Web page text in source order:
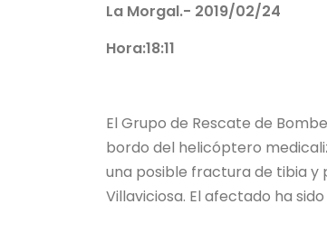
La Morgal.- 2019/02/24
Hora:18:11
El Grupo de Rescate de
bordo del helicóptero
una posible fractura de tibia y
Villaviciosa. El afectado ha